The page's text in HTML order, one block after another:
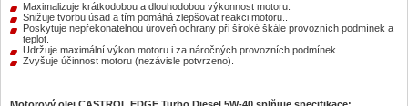
Maximalizuje krátkodobou a dlouhodobou výkonnost motoru.
Snižuje tvorbu úsad a tím pomáhá zlepšovat reakci motoru..
Poskytuje nepřekonatelnou úroveň ochrany při široké škále provozních podmínek a
teplot.
Udržuje maximální výkon motoru i za náročných provozních podmínek.
Zvyšuje účinnost motoru (nezávisle potvrzeno).